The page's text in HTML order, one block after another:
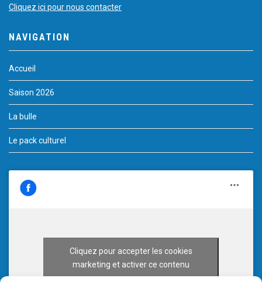
Cliquez ici pour nous contacter
NAVIGATION
Accueil
Saison 2026
La bulle
Le pack culturel
Cliquez pour accepter les cookies
marketing et activer ce contenu